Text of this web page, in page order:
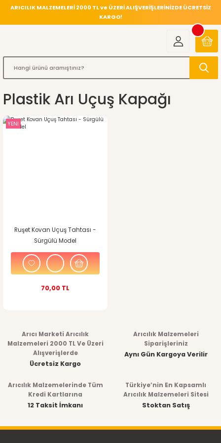
ARICILIK MALZEMELERİ 2000 TL ve ÜZERİ ALIŞVERİŞLERİNİZDE ÜCRETSİZ
KARGO!
Plastik Arı Uçuş Kapağı
YENİ
Ruşet Kovan Uçuş Tahtası -
Sürgülü Model
70,00 TL
Arıcı Marketi Arıcılık
Malzemeleri 2000 TL Ve Üzeri
Alışverişlerde
Ücretsiz Kargo
Arıcılık Malzemeleri
Siparişleriniz
Aynı Gün Kargoya Verilir
Arıcılık Malzemelerinde Tüm
Kredi Kartlarına
12 Taksit İmkanı
Türkiye’nin En Kapsamlı
Arıcılık Malzemeleri Sitesi
Stoktan Satış